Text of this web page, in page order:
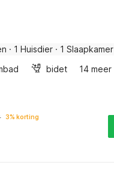
· 1 Huisdier · 1 Slaapkamer
bidet 14 meer
3% korting